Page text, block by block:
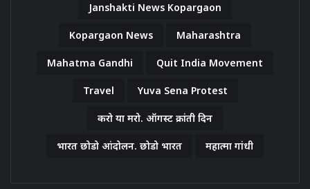
Janshakti News Kopargaon
Kopargaon News Maharashtra
Mahatma Gandhi Quit India Movement
Travel Yuva Sena Protest
करो या मरो. ऑगस्ट क्रांती दिन
भारत छोडो आंदोलन. छोडो भारत महात्मा गांधी